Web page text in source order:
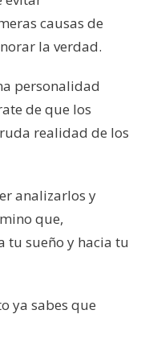
causas de
la verdad.
personalidad
de que los
realidad de los
analizarlos y
que,
tu sueño y hacia tu
ya sabes que